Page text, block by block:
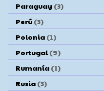
Paraguay (3)
Perú (3)
Polonia (1)
Portugal (9)
Rumanía (1)
Rusia (3)